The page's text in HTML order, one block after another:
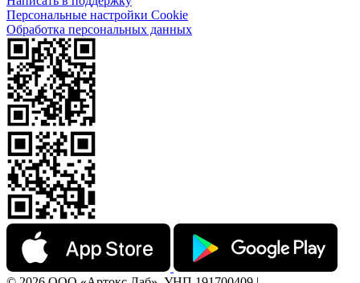
Персональные настройки Cookie
Обработка персональных данных